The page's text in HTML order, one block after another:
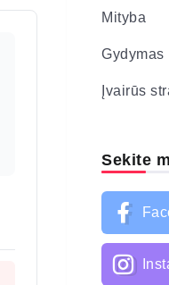
Mityba
Gydymas
Įvairūs
Sekite